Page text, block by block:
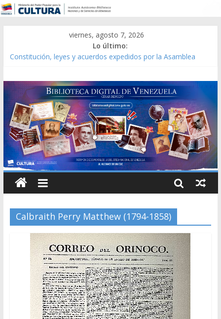
viernes, agosto 7, 2026
Lo último:
Constitución, leyes y acuerdos expedidos por la Asamblea
Modesta Bor Sánchez [material gráfico]
Gaceta Oficial de la República de Venezuela año CXXXIII Mes V,
Caracas 09 de marzo de 2006 N° 38.394
Catálogo temático de obras de Modesta Bor
Calbraith Perry Matthew (1794-1858)